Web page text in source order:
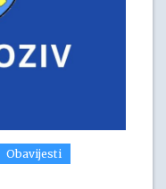
Obavijesti